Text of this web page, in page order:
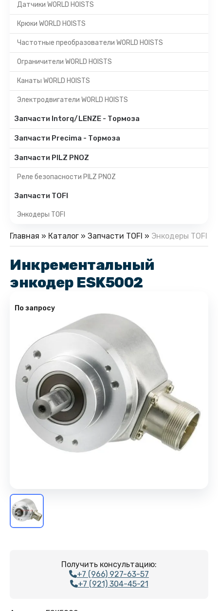
Датчики WORLD HOISTS
Крюки WORLD HOISTS
Частотные преобразователи WORLD HOISTS
Ограничители WORLD HOISTS
Канаты WORLD HOISTS
Электродвигатели WORLD HOISTS
Запчасти Intorq/LENZE - Тормоза
Запчасти Precima - Тормоза
Запчасти PILZ PNOZ
Реле безопасности PILZ PNOZ
Запчасти TOFI
Энкодеры TOFI
Главная » Каталог » Запчасти TOFI » Энкодеры TOFI
Инкрементальный
энкодер ESK5002
По запросу
Получить консультацию:
+7 (966) 927-63-57
+7 (921) 304-45-21